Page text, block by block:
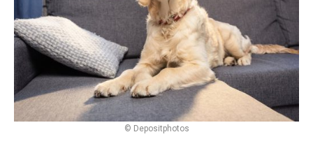
© Depositphotos